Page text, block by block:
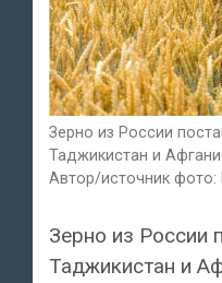
Зерно из России
Таджикистан и
Автор/источник фото:
Зерно из России
Таджикистан и